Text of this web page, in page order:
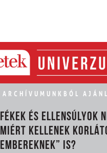
ARCHÍVUMUNKBÓL
FÉKEK ÉS ELLENSÚLYOK
MIÉRT KELLENEK
EMBEREKNEK” IS?